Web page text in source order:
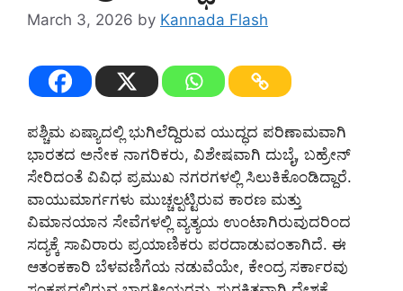
March 3, 2026 by Kannada Flash
ಪಶ್ಚಿಮ ಏಷ್ಯಾದಲ್ಲಿ ಭುಗಿಲೆದ್ದಿರುವ ಯುದ್ಧದ ಪರಿಣಾಮವಾಗಿ
ಭಾರತದ ಅನೇಕ ನಾಗರಿಕರು, ವಿಶೇಷವಾಗಿ ದುಬೈ, ಬಹ್ರೇನ್
ಸೇರಿದಂತೆ ವಿವಿಧ ಪ್ರಮುಖ ನಗರಗಳಲ್ಲಿ ಸಿಲುಕಿಕೊಂಡಿದ್ದಾರೆ.
ವಾಯುಮಾರ್ಗಗಳು ಮುಚ್ಚಲ್ಪಟ್ಟಿರುವ ಕಾರಣ ಮತ್ತು
ವಿಮಾನಯಾನ ಸೇವೆಗಳಲ್ಲಿ ವ್ಯತ್ಯಯ ಉಂಟಾಗಿರುವುದರಿಂದ
ಸದ್ಯಕ್ಕೆ ಸಾವಿರಾರು ಪ್ರಯಾಣಿಕರು ಪರದಾಡುವಂತಾಗಿದೆ. ಈ
ಆತಂಕಕಾರಿ ಬೆಳವಣಿಗೆಯ ನಡುವೆಯೇ, ಕೇಂದ್ರ ಸರ್ಕಾರವು